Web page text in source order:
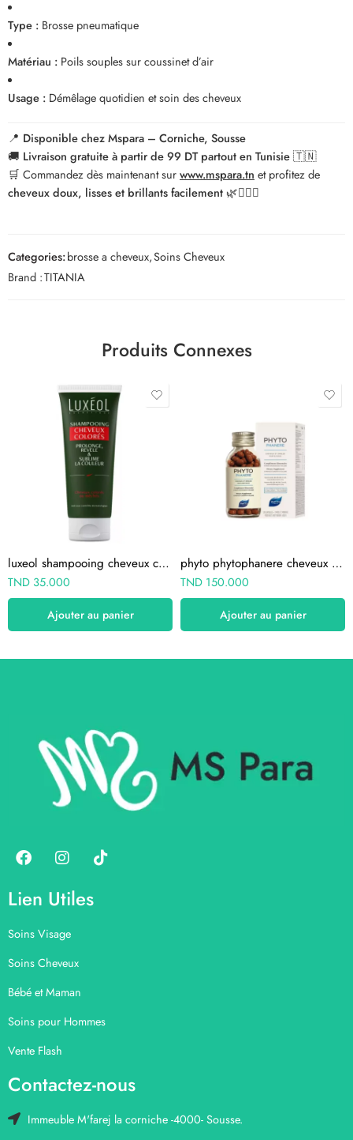
Type : Brosse pneumatique
Matériau : Poils souples sur coussinet d’air
Usage : Démêlage quotidien et soin des cheveux
📍 Disponible chez Mspara – Corniche, Sousse
🚚 Livraison gratuite à partir de 99 DT partout en Tunisie 🇹🇳
🛒 Commandez dès maintenant surwww.mspara.tn et profitez de
cheveux doux, lisses et brillants facilement 🌿💆‍♀️✨
Categories:brosse a cheveux,Soins Cheveux
Brand :TITANIA
Produits Connexes
luxeol shampooing cheveux colorés 200 ml
TND 35.000
Ajouter au panier
phyto phytophanere cheveux et ongles 120 capsules
TND 150.000
Ajouter au panier
Lien Utiles
Soins Visage
Soins Cheveux
Bébé et Maman
Soins pour Hommes
Vente Flash
Contactez-nous
Immeuble M'farej la corniche -4000- Sousse.